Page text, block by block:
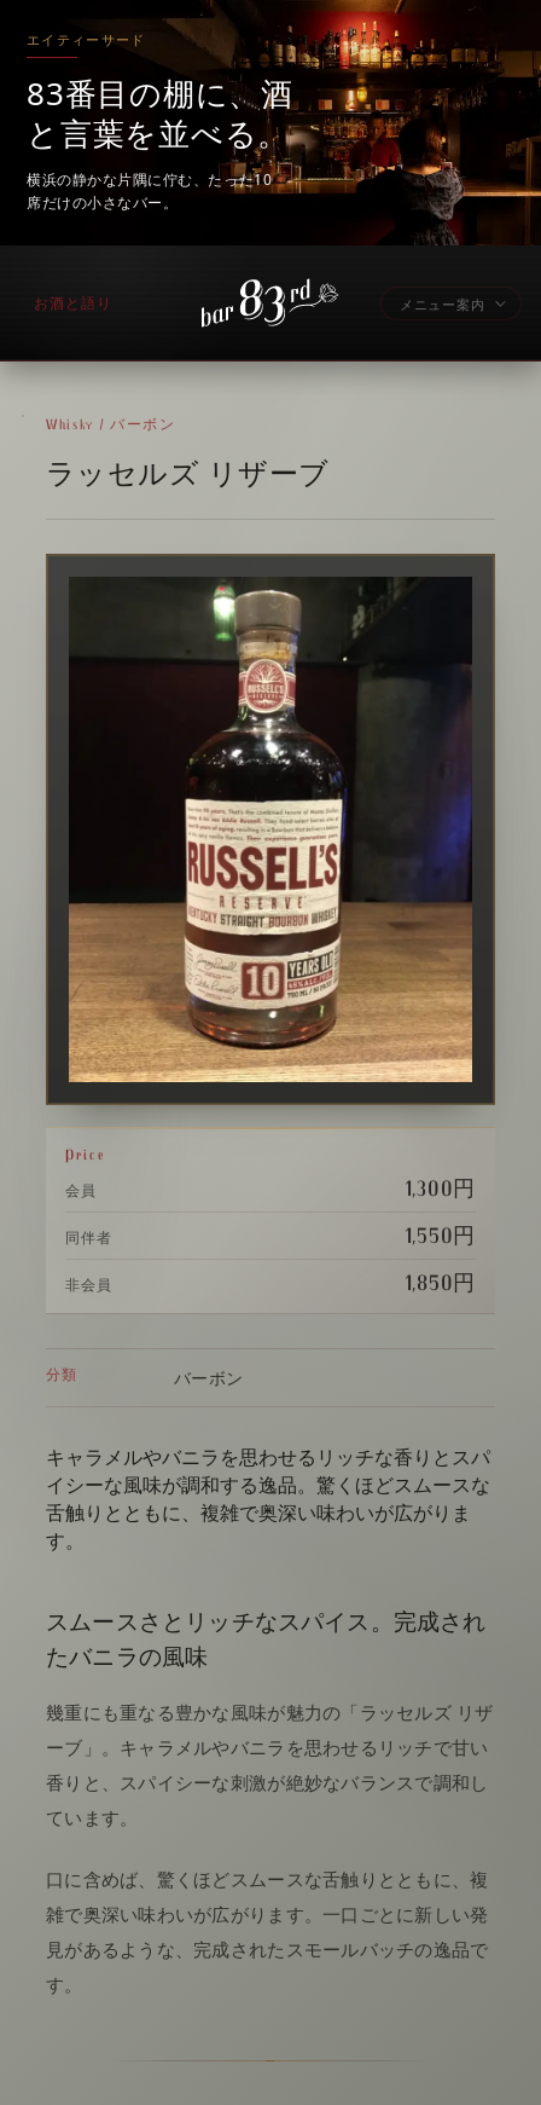
エイティーサード
83番目の棚に、酒
と言葉を並べる。
横浜の静かな片隅に佇む、たった10
席だけの小さなバー。
お酒と語り メニュー案内
Whisky / バーボン
ラッセルズ リザーブ
Price
会員 1,300円
同伴者 1,550円
非会員 1,850円
分類 バーボン
キャラメルやバニラを思わせるリッチな香りとスパ
イシーな風味が調和する逸品。驚くほどスムースな
舌触りとともに、複雑で奥深い味わいが広がりま
す。
スムースさとリッチなスパイス。完成され
たバニラの風味
幾重にも重なる豊かな風味が魅力の「ラッセルズ リザ
ーブ」。キャラメルやバニラを思わせるリッチで甘い
香りと、スパイシーな刺激が絶妙なバランスで調和し
ています。
口に含めば、驚くほどスムースな舌触りとともに、複
雑で奥深い味わいが広がります。一口ごとに新しい発
見があるような、完成されたスモールバッチの逸品で
す。